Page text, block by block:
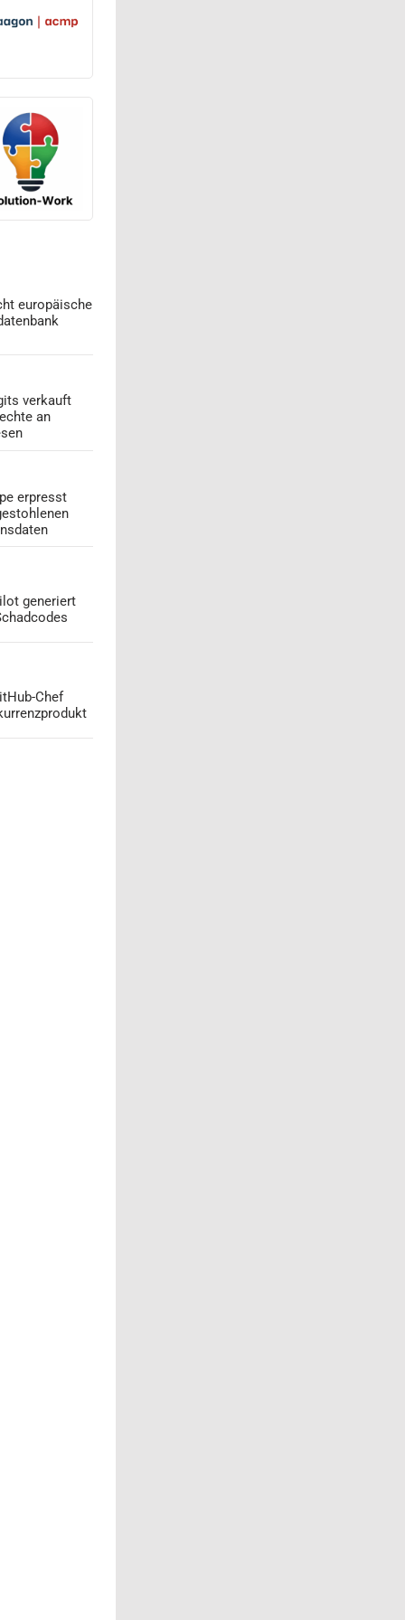
europäische
verkauft
an
erpresst
generiert
Chef